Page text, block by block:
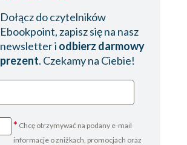
Dołącz do czytelników
Ebookpoint, zapisz się na nasz
newsletter i odbierz darmowy
prezent. Czekamy na Ciebie!
* Chcę otrzymywać na podany e-mail
informacje o zniżkach, promocjach oraz